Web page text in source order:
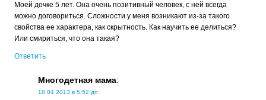
Моей дочке 5 лет. Она очень позитивный человек, с ней всегда
можно договориться. Сложности у меня возникают из-за такого
свойства ее характера, как скрытность. Как научить ее делиться?
Или смириться, что она такая?
Ответить
Многодетная мама:
18.04.2013 в 5:52 дп